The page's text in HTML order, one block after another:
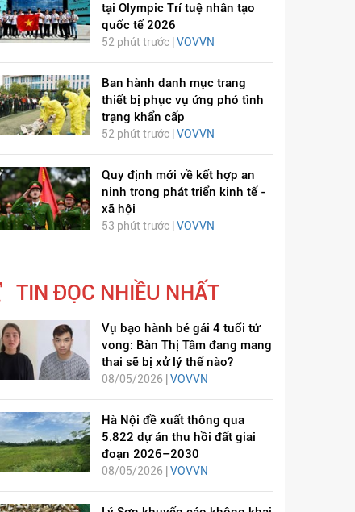
tại Olympic Trí tuệ nhân tạo
quốc tế 2026
52 phút trước | VOVVN
Ban hành danh mục trang
thiết bị phục vụ ứng phó tình
trạng khẩn cấp
52 phút trước | VOVVN
Quy định mới về kết hợp an
ninh trong phát triển kinh tế -
xã hội
53 phút trước | VOVVN
TIN ĐỌC NHIỀU NHẤT
Vụ bạo hành bé gái 4 tuổi tử
vong: Bàn Thị Tâm đang mang
thai sẽ bị xử lý thế nào?
08/05/2026 | VOVVN
Hà Nội đề xuất thông qua
5.822 dự án thu hồi đất giai
đoạn 2026–2030
08/05/2026 | VOVVN